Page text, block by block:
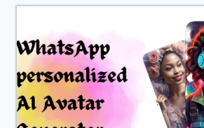
MELHOR